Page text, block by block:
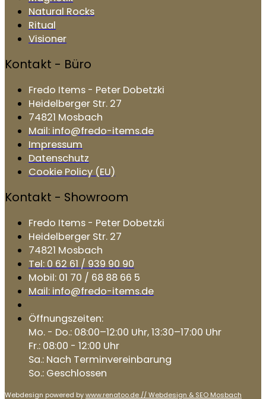
Natural Rocks
Ritual
Visioner
Kontakt - Büro
Fredo Items - Peter Dobetzki
Heidelberger Str. 27
74821 Mosbach
Mail: info@fredo-items.de
Impressum
Datenschutz
Cookie Policy (EU)
Kontakt - Showroom
Fredo Items - Peter Dobetzki
Heidelberger Str. 27
74821 Mosbach
Tel: 0 62 61 / 939 90 90
Mobil: 01 70 / 68 88 66 5
Mail: info@fredo-items.de
Öffnungszeiten:
Mo. - Do.: 08:00–12:00 Uhr, 13:30–17:00 Uhr
Fr.: 08:00 - 12:00 Uhr
Sa.: Nach Terminvereinbarung
So.: Geschlossen
Webdesign powered bywww.renatoo.de // Webdesign & SEO Mosbach